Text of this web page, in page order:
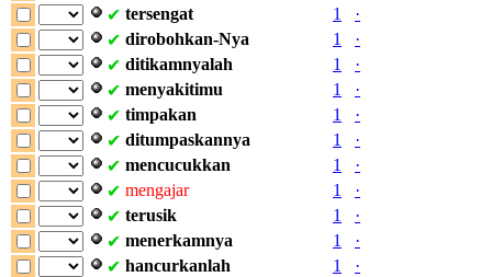
✔ tersengat 1
·
✔ dirobohkan-Nya 1
·
✔ ditikamnyalah 1
·
✔ menyakitimu 1
·
✔ timpakan 1
·
✔ ditumpaskannya 1
·
✔ mencucukkan 1
·
✔ mengajar 1
·
✔ terusik 1
·
✔ menerkamnya 1
·
✔ hancurkanlah 1
·